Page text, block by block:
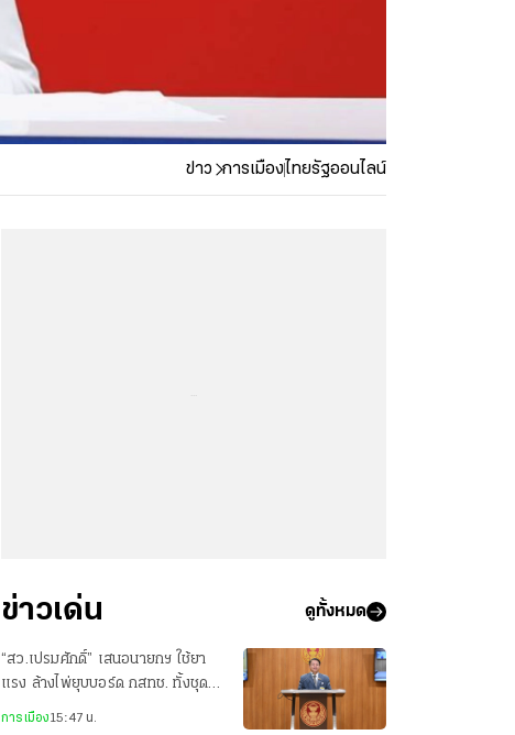
ข่าว การเมืองไทยรัฐออนไลน์
ข่าวเด่น ดูทั้งหมด
“สว.เปรมศักดิ์” เสนอนายกฯ ใช้ยา
แรง ล้างไพ่ยุบบอร์ด กสทช. ทั้งชุด
แล้วสรรหาใหม่
การเมือง15:47 น.